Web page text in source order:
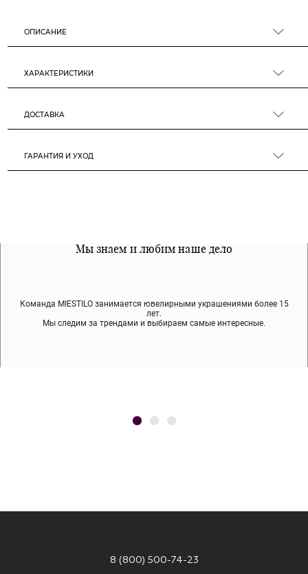
ОПИСАНИЕ
ХАРАКТЕРИСТИКИ
ДОСТАВКА
ГАРАНТИЯ И УХОД
Мы знаем и любим наше дело
Команда MIESTILO занимается ювелирными украшениями более 15
лет.
Мы следим за трендами и выбираем самые интересные.
Все наши материалы гипоалергенны
Мы используем покрытие (родий, ювелирный сплав), которое не
содержит никеля и свинца — это исключает аллергию.
Примерка перед покупкой
Во время доставки спокойно примеряйте украшения, выбирайте те,
что вам нравятся, остальные заберёт курьер.
8 (800) 500-74-23